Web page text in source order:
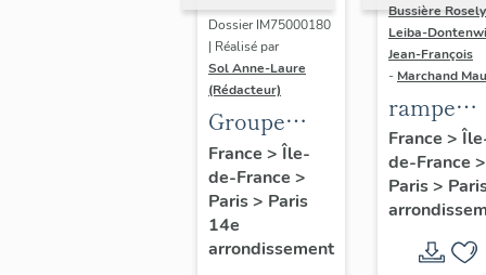
Dossier IM75000180
| Réalisé par
Sol Anne-Laure
(Rédacteur)
Groupe
sculpté :
Les
Adolescents
France > Île-
de-France >
Paris> Paris
14e
arrondissement
Bussière
Leiba-
Jean-François
- Marchand
rampe
d'appui,
escalier
l' hôtel
(non
France >
de-France >
Paris>